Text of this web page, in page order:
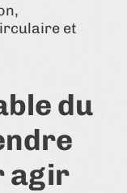
et
du
agir